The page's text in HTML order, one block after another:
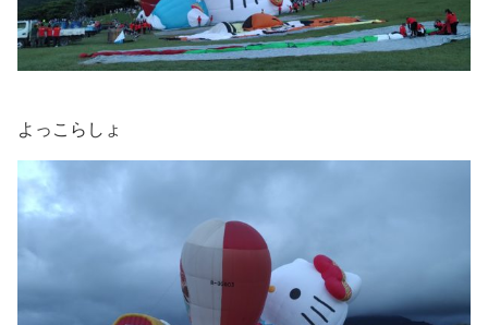
よっこらしょ